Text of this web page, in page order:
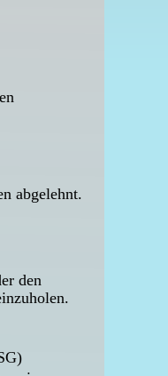
abgelehnt.
den